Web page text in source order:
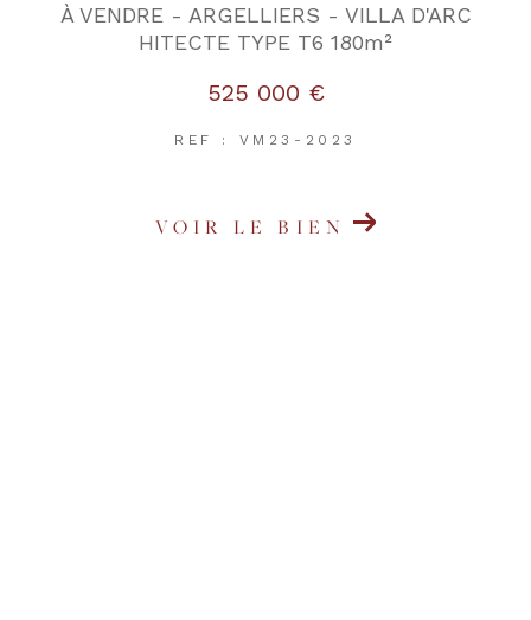
À VENDRE - ARGELLIERS - VILLA D'ARC
HITECTE TYPE T6 180m²
525 000 €
REF : VM23-2023
VOIR LE BIEN